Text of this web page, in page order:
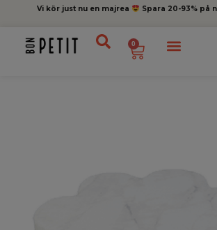
Vi kör just nu en majrea Spara 20-93% på
0